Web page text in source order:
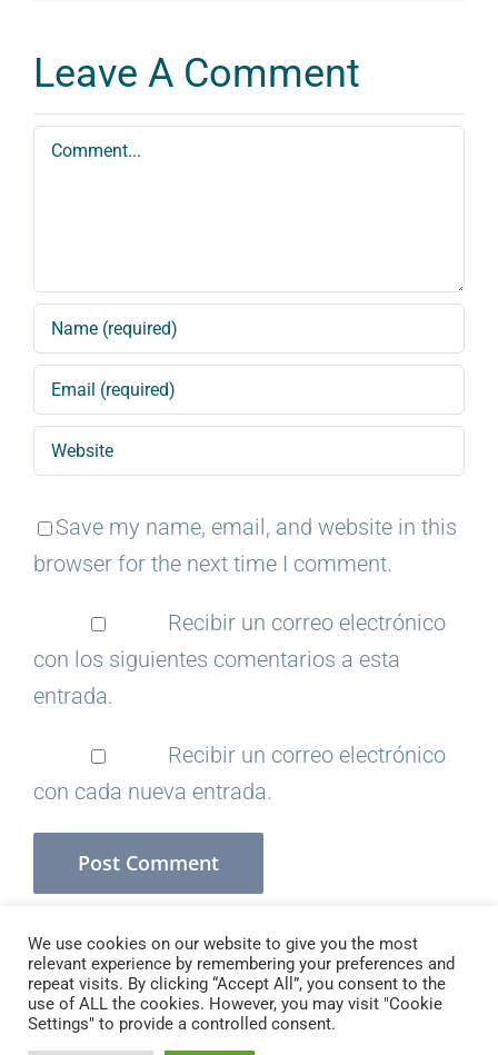
Leave A Comment
Comment
Save my name, email, and website in this
browser for the next time I comment.
Recibir un correo electrónico
con los siguientes comentarios a esta
entrada.
Recibir un correo electrónico
con cada nueva entrada.
Copyright 2021 Branding Escolar
We use cookies on our website to give you the most
relevant experience by remembering your preferences and
repeat visits. By clicking “Accept All”, you consent to the
use of ALL the cookies. However, you may visit "Cookie
Settings" to provide a controlled consent.